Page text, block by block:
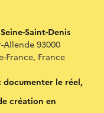
Saint-Denis
Allende 93000
France, France
documenter le réel,
création en